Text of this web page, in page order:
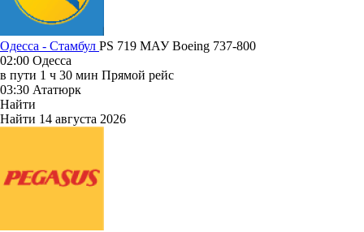
Одесса - Стамбул PS 719 МАУBoeing 737-800
02:00 Одесса
в пути 1 ч 30 мин Прямой рейс
03:30 Ататюрк
Найти
Найти 14 августа 2026